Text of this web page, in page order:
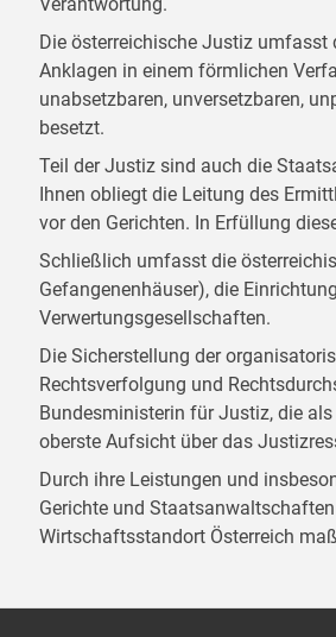
Die österreichische Justiz umfasst
Anklagen in einem förmlichen
unabsetzbaren, unversetzbaren,
besetzt.
Teil der Justiz sind auch die
Ihnen obliegt die Leitung des
vor den Gerichten. In Erfüllung
Schließlich umfasst die
Gefangenenhäuser), die
Verwertungsgesellschaften.
Die Sicherstellung der
Rechtsverfolgung und
Bundesministerin für Justiz, die
oberste Aufsicht über das
Durch ihre Leistungen und
Gerichte und
Wirtschaftsstandort Österreich